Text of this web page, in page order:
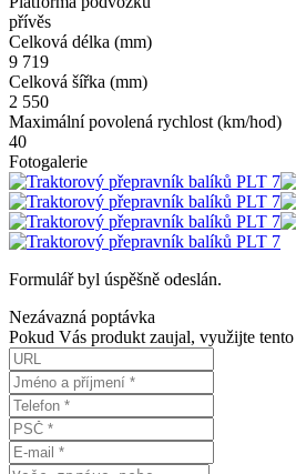
přívěs
Celková délka (mm)
9 719
Celková šířka (mm)
2 550
Maximální povolená rychlost (km/hod)
40
Fotogalerie
Formulář byl úspěšně odeslán.
Nezávazná poptávka
Pokud Vás produkt zaujal, využijte